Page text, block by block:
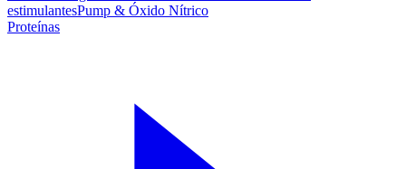
estimulantesPump & Óxido Nítrico
Proteínas